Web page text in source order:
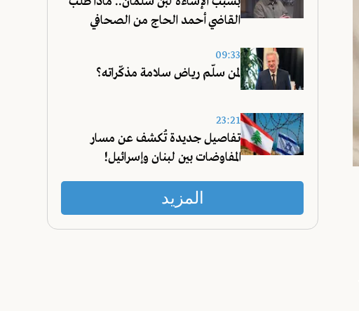
القاضي أحمد الحاج من الصحافي
09:33
لمن سلّم رياض سلامة مذكّراته؟
23:21
تفاصيل جديدة تُكشف عن مسار
المفاوضات بين لبنان وإسرائيل!
المزيد